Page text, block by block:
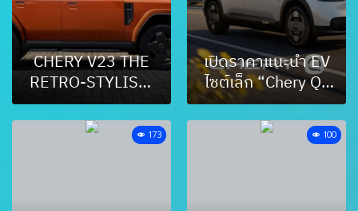
CHERY V23 THE
RETRO-STYLISH,
BOXY ELECTRIC
CITY CAR
เปิดราคาแนะนำ EV
ไซต์เล็ก “Chery Q”
เริ่มต้น 449,900
บาท
173 100